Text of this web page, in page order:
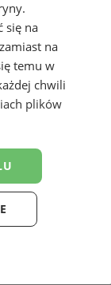
się na
na
temu w
chwili
plików